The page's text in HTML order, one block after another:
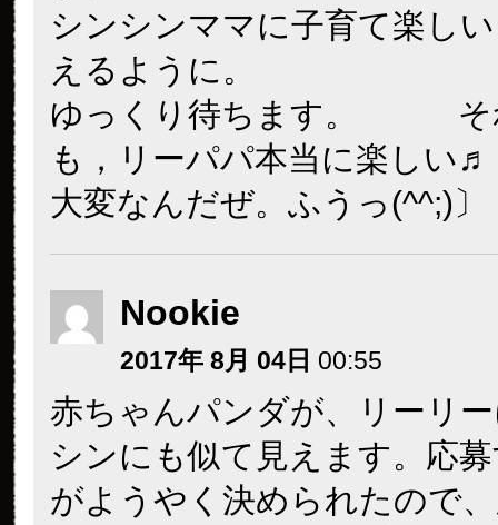
シンシンママに子育て楽し
えるように。
ゆっくり待ちます。 そ
も，リーパパ本当に楽しい♬
大変なんだぜ。ふうっ(^^;)〕
Nookie
2017年 8月 04日 00:55
赤ちゃんパンダが、リーリ
シンにも似て見えます。応
がようやく決められたので